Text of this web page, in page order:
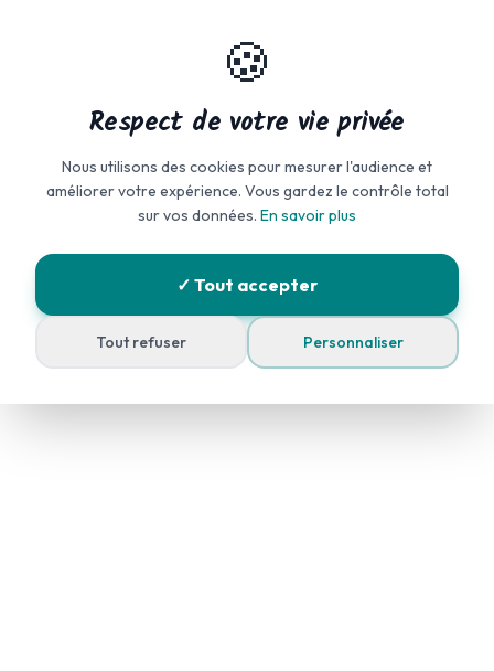
🍪
Respect de votre vie privée
Nous utilisons des cookies pour mesurer l'audience et
améliorer votre expérience. Vous gardez le contrôle total
sur vos données. En savoir plus
✓ Tout accepter
Tout refuser Personnaliser